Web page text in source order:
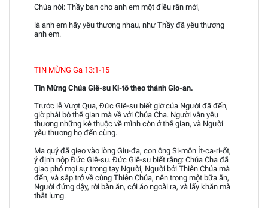
Chúa nói: Thầy ban cho anh em một điều răn mới,
là anh em hãy yêu thương nhau, như Thầy đã yêu thương
anh em.
TIN MỪNG Ga 13:1-15
Tin Mừng Chúa Giê-su Ki-tô theo thánh Gio-an.
Trước lễ Vượt Qua, Đức Giê-su biết giờ của Người đã đến,
giờ phải bỏ thế gian mà về với Chúa Cha. Người vẫn yêu
thương những kẻ thuộc về mình còn ở thế gian, và Người
yêu thương họ đến cùng.
Ma quỷ đã gieo vào lòng Giu-đa, con ông Si-môn Ít-ca-ri-ốt,
ý định nộp Đức Giê-su. Đức Giê-su biết rằng: Chúa Cha đã
giao phó mọi sự trong tay Người, Người bởi Thiên Chúa mà
đến, và sắp trở về cùng Thiên Chúa, nên trong một bữa ăn,
Người đứng dậy, rời bàn ăn, cởi áo ngoài ra, và lấy khăn mà
thắt lưng.